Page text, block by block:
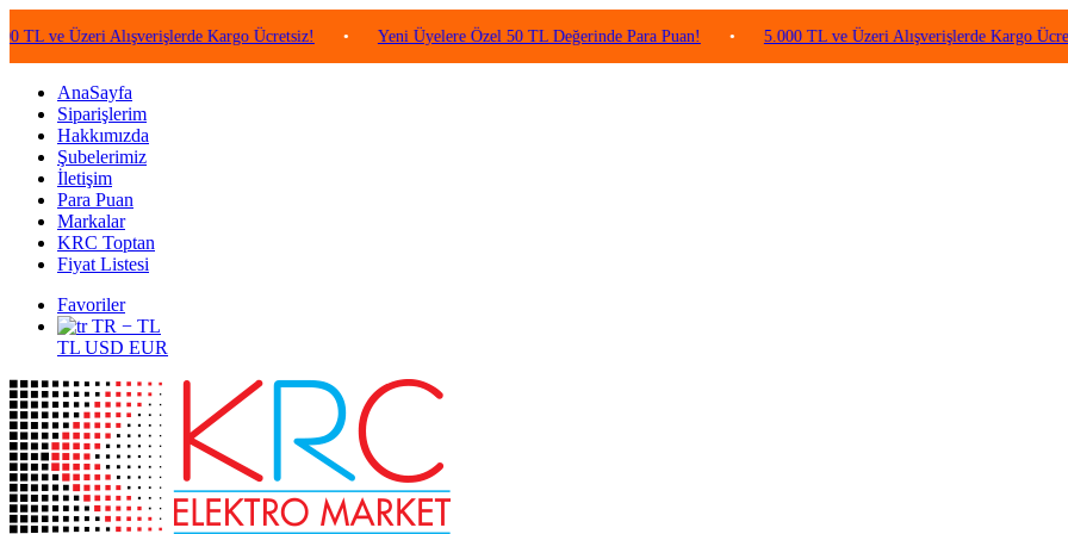
Alışverişlerde Kargo Ücretsiz! • Yeni Üyelere Özel 50 TL Değerinde Para Puan! • 5.000 TL ve Üzeri Alışverişlerde Kargo Ücretsiz!
AnaSayfa
Siparişlerim
Hakkımızda
Şubelerimiz
İletişim
Para Puan
Markalar
KRC Toptan
Fiyat Listesi
Favoriler
TR − TL
TL USD EUR